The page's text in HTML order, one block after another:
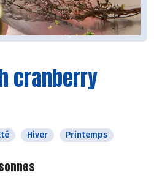
cranberry
Hiver Printemps